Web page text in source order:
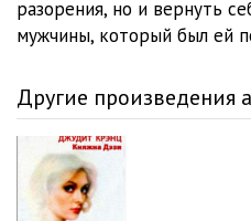
0017
0019
0020
0021
разорения, но и вернуть
мужчины, который был ей
Другие произведения